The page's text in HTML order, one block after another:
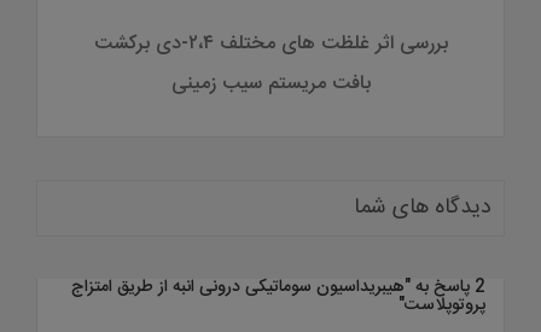
بررسی اثر غلظت های مختلف ۲،۴-دی برکشت
بافت مریستم سیب زمینی
دیدگاه های شما
2 پاسخ به " هیبریداسیون سوماتیکی درونی انبه از طریق امتزاج
پروتوپلاست"